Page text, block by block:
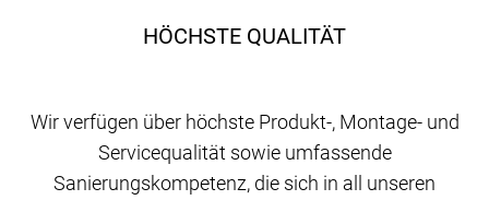
HÖCHSTE QUALITÄT
Wir verfügen über höchste Produkt-, Montage- und
Servicequalität sowie umfassende
Sanierungskompetenz, die sich in all unseren